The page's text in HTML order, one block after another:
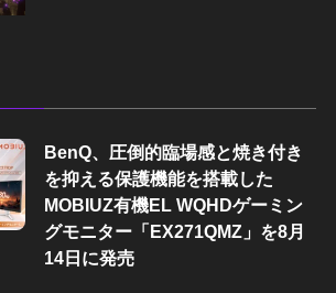
BenQ、圧倒的臨場感と焼き付き
を抑える保護機能を搭載した
MOBIUZ有機EL WQHDゲーミン
グモニター「EX271QMZ」を8月
14日に発売